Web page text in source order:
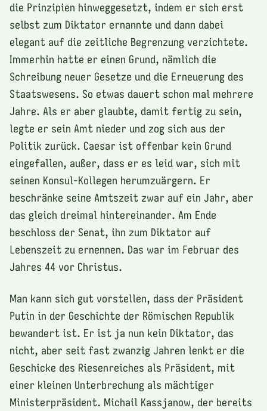
die Prinzipien hinweggesetzt, indem er sich erst
selbst zum Diktator ernannte und dann dabei
elegant auf die zeitliche Begrenzung verzichtete.
Immerhin hatte er einen Grund, nämlich die
Schreibung neuer Gesetze und die Erneuerung des
Staatswesens. So etwas dauert schon mal mehrere
Jahre. Als er aber glaubte, damit fertig zu sein,
legte er sein Amt nieder und zog sich aus der
Politik zurück. Caesar ist offenbar kein Grund
eingefallen, außer, dass er es leid war, sich mit
seinen Konsul-Kollegen herumzuärgern. Er
beschränke seine Amtszeit zwar auf ein Jahr, aber
das gleich dreimal hintereinander. Am Ende
beschloss der Senat, ihn zum Diktator auf
Lebenszeit zu ernennen. Das war im Februar des
Jahres 44 vor Christus.
Man kann sich gut vorstellen, dass der Präsident
Putin in der Geschichte der Römischen Republik
bewandert ist. Er ist ja nun kein Diktator, das
nicht, aber seit fast zwanzig Jahren lenkt er die
Geschicke des Riesenreiches als Präsident, mit
einer kleinen Unterbrechung als mächtiger
Ministerpräsident. Michail Kassjanow, der bereits